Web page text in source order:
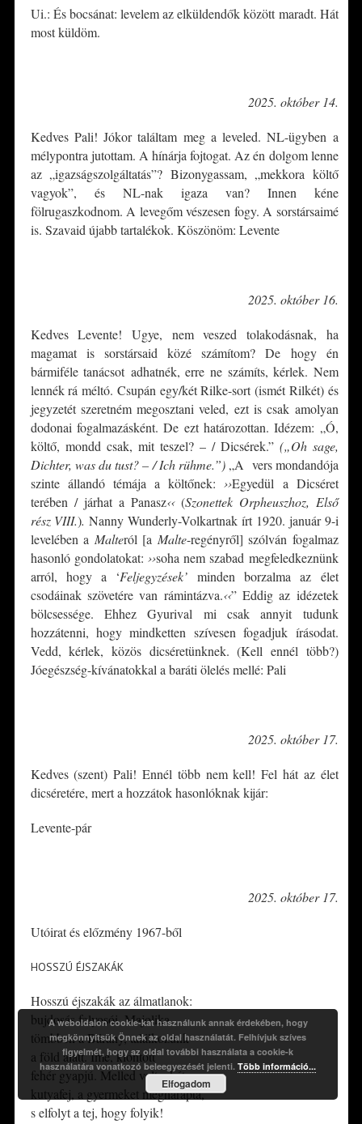
Ui.: És bocsánat: levelem az elküldendők között maradt. Hát
most küldöm.
2025. október 14.
Kedves Pali! Jókor találtam meg a leveled. NL-ügyben a
mélypontra jutottam. A hínárja fojtogat. Az én dolgom lenne
az „igazságszolgáltatás”? Bizonygassam, „mekkora költő
vagyok”, és NL-nak igaza van? Innen kéne
fölrugaszkodnom. A levegőm vészesen fogy. A sorstársaimé
is. Szavaid újabb tartalékok. Köszönöm: Levente
2025. október 16.
Kedves Levente! Ugye, nem veszed tolakodásnak, ha
magamat is sorstársaid közé számítom? De hogy én
bármiféle tanácsot adhatnék, erre ne számíts, kérlek. Nem
lennék rá méltó. Csupán egy/két Rilke-sort (ismét Rilkét) és
jegyzetét szeretném megosztani veled, ezt is csak amolyan
dodonai fogalmazásként. De ezt határozottan. Idézem: „Ó,
költő, mondd csak, mit teszel? – / Dicsérek.” („Oh sage,
Dichter, was du tust? – / Ich rühme.”)„A vers mondandója
szinte állandó témája a költőnek:››Egyedül a Dicséret
terében / járhat a Panasz‹‹(Szonettek Orpheuszhoz, Első
rész VIII.).Nanny Wunderly-Volkartnak írt 1920. január 9-i
levelében a Malteról [a Malte-regényről] szólván fogalmaz
hasonló gondolatokat: ››soha nem szabad megfeledkeznünk
arról, hogy a ‘Feljegyzések’ minden borzalma az élet
csodáinak szövetére van rámintázva.‹‹” Eddig az idézetek
bölcsessége. Ehhez Gyurival mi csak annyit tudunk
hozzátenni, hogy mindketten szívesen fogadjuk írásodat.
Vedd, kérlek, közös dicséretünknek. (Kell ennél több?)
Jóegészség-kívánatokkal a baráti ölelés mellé: Pali
2025. október 17.
Kedves (szent) Pali! Ennél több nem kell! Fel hát az élet
dicséretére, mert a hozzátok hasonlóknak kijár:
Levente-pár
2025. október 17.
Utóirat és előzmény 1967-ből
HOSSZÚ ÉJSZAKÁK
Hosszú éjszakák az álmatlanok:
bujdosás folyosói. Majolika
tömbben a Bárány, találkozunk
a föld alatt. Íme, kiontott
fehér gyapjú. Melled volt a két
kutyafej, a gyermeket megharapta,
s elfolyt a tej, hogy folyik!
A weboldalon cookie-kat használunk annak érdekében, hogy
megkönnyítsük Önnek az oldal használatát. Felhívjuk szíves
figyelmét, hogy az oldal további használata a cookie-k
használatára vonatkozó beleegyezését jelenti.Több információ...
Elfogadom